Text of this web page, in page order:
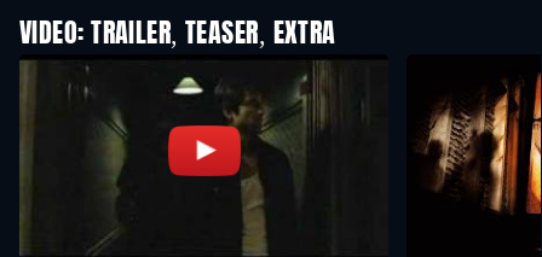
VIDEO: TRAILER, TEASER, EXTRA